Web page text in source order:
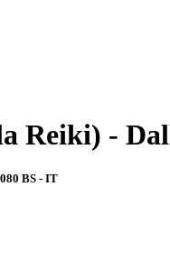
Reiki) -
BS - IT